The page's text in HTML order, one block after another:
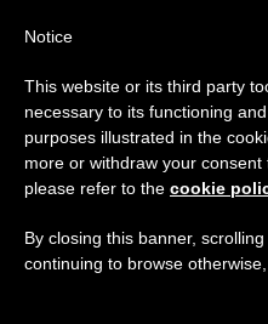
ETIQUETA
Posts
Elias El-
Aviso
Del 27 de julio al 7 de
anual, aprovechando
se generan menos
Notice
This website or its third party
necessary to its functioning
purposes illustrated in the
more or withdraw your consent
please refer to the cookie
By closing this banner,
continuing to browse